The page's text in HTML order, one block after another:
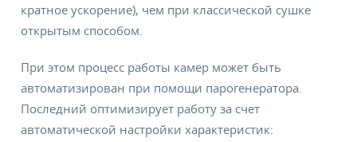
кратное ускорение), чем при классической сушке
открытым способом.
При этом процесс работы камер может быть
автоматизирован при помощи парогенератора.
Последний оптимизирует работу за счет
автоматической настройки характеристик:
Контакты для связи